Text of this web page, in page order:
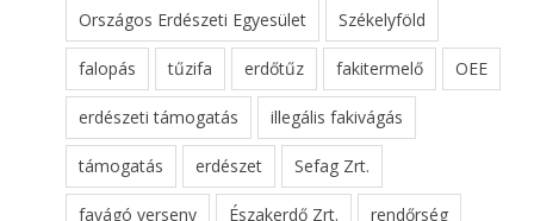
Országos Erdészeti Egyesület Székelyföld
falopás tűzifa erdőtűz fakitermelő OEE
erdészeti támogatás illegális fakivágás
támogatás erdészet Sefag Zrt.
favágó verseny Északerdő Zrt. rendőrség